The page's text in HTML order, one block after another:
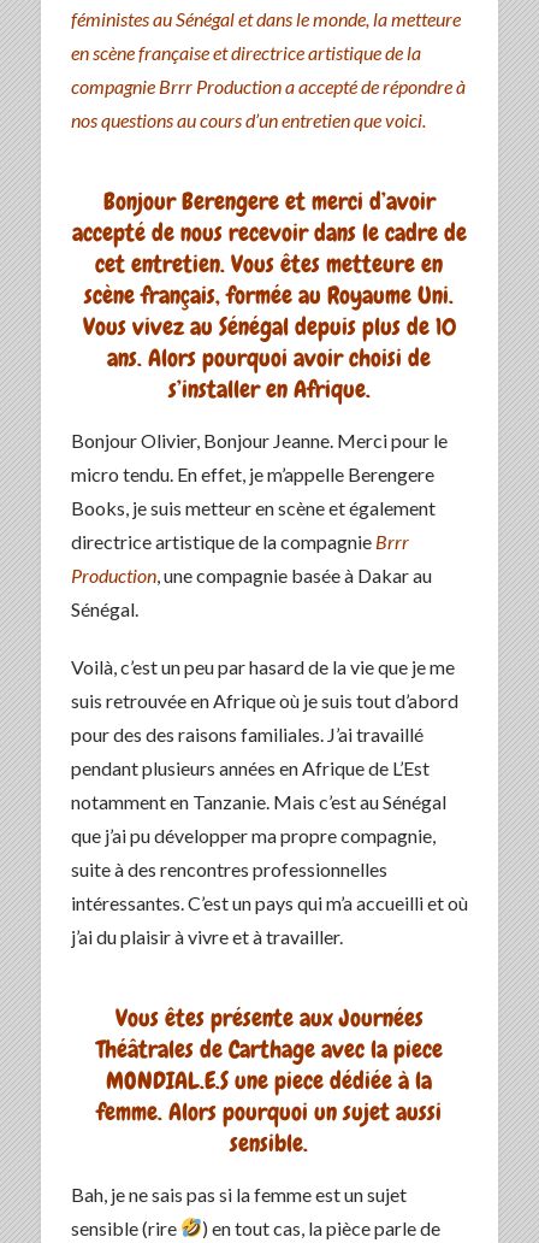
féministes au Sénégal et dans le monde, la metteure
en scène française et directrice artistique de la
compagnie Brrr Production a accepté de répondre à
nos questions au cours d’un entretien que voici.
Bonjour Berengere et merci d’avoir
accepté de nous recevoir dans le cadre de
cet entretien. Vous êtes metteure en
scène français, formée au Royaume Uni.
Vous vivez au Sénégal depuis plus de 10
ans. Alors pourquoi avoir choisi de
s’installer en Afrique.
Bonjour Olivier, Bonjour Jeanne. Merci pour le
micro tendu. En effet, je m’appelle Berengere
Books, je suis metteur en scène et également
directrice artistique de la compagnie Brrr
Production, une compagnie basée à Dakar au
Sénégal.
Voilà, c’est un peu par hasard de la vie que je me
suis retrouvée en Afrique où je suis tout d’abord
pour des des raisons familiales. J’ai travaillé
pendant plusieurs années en Afrique de L’Est
notamment en Tanzanie. Mais c’est au Sénégal
que j’ai pu développer ma propre compagnie,
suite à des rencontres professionnelles
intéressantes. C’est un pays qui m’a accueilli et où
j’ai du plaisir à vivre et à travailler.
Vous êtes présente aux Journées
Théâtrales de Carthage avec la piece
MONDIAL.E.S une piece dédiée à la
femme. Alors pourquoi un sujet aussi
sensible.
Bah, je ne sais pas si la femme est un sujet
sensible (rire
) en tout cas, la pièce parle de